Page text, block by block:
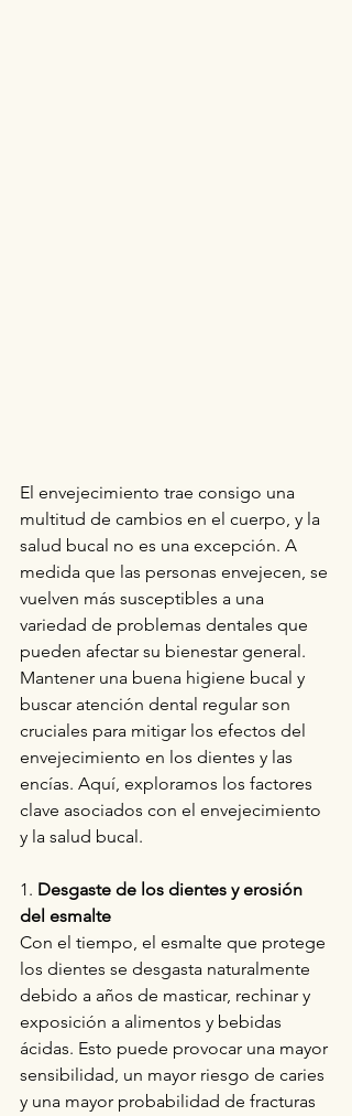
El envejecimiento trae consigo una
multitud de cambios en el cuerpo, y la
salud bucal no es una excepción. A
medida que las personas envejecen, se
vuelven más susceptibles a una
variedad de problemas dentales que
pueden afectar su bienestar general.
Mantener una buena higiene bucal y
buscar atención dental regular son
cruciales para mitigar los efectos del
envejecimiento en los dientes y las
encías. Aquí, exploramos los factores
clave asociados con el envejecimiento
y la salud bucal.
1. Desgaste de los dientes y erosión
del esmalte
Con el tiempo, el esmalte que protege
los dientes se desgasta naturalmente
debido a años de masticar, rechinar y
exposición a alimentos y bebidas
ácidas. Esto puede provocar una mayor
sensibilidad, un mayor riesgo de caries
y una mayor probabilidad de fracturas